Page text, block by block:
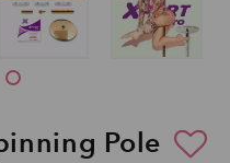
Pole